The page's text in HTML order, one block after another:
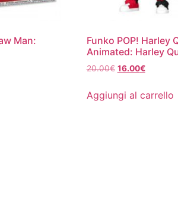
Man:
Funko POP! Harley
Animated: Harley
20.00€ Il
originale
era:
16.00€Il
attuale
Aggiungi al carrello